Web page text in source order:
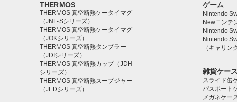
THERMOS
THERMOS 真空断熱ケータイマグ
（JNL-Sシリーズ）
THERMOS 真空断熱ケータイマグ
（JOKシリーズ）
THERMOS 真空断熱タンブラー
（JDIシリーズ）
THERMOS 真空断熱カップ（JDH
シリーズ）
THERMOS 真空断熱スープジャー
（JEDシリーズ）
ゲーム
Nintendo
Newニンテ
Nintendo
Nintendo
（キャリン
雑貨ケース
スライド缶
パスポート
メガネケー